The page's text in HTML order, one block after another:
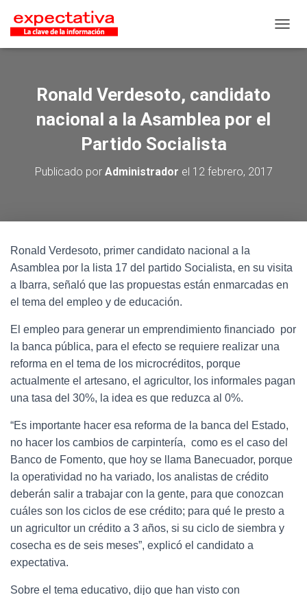
Ronald Verdesoto, candidato
nacional a la Asamblea por el
Partido Socialista
Publicado por Administrador el 12 febrero, 2017
Ronald Verdesoto, primer candidato nacional a la
Asamblea por la lista 17 del partido Socialista, en su visita
a Ibarra, señaló que las propuestas están enmarcadas en
el tema del empleo y de educación.
El empleo para generar un emprendimiento financiado por
la banca pública, para el efecto se requiere realizar una
reforma en el tema de los microcréditos, porque
actualmente el artesano, el agricultor, los informales pagan
una tasa del 30%, la idea es que reduzca al 0%.
“Es importante hacer esa reforma de la banca del Estado,
no hacer los cambios de carpintería, como es el caso del
Banco de Fomento, que hoy se llama Banecuador, porque
la operatividad no ha variado, los analistas de crédito
deberán salir a trabajar con la gente, para que conozcan
cuáles son los ciclos de ese crédito; para qué le presto a
un agricultor un crédito a 3 años, si su ciclo de siembra y
cosecha es de seis meses”, explicó el candidato a
expectativa.
Sobre el tema educativo, dijo que han visto con